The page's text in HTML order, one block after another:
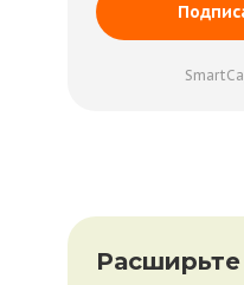
Расширьте